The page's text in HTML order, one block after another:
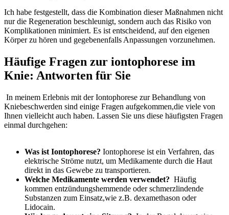
Ich⁢ habe festgestellt, dass die Kombination dieser‍ Maßnahmen‌ nicht
⁤nur die Regeneration beschleunigt, ‍sondern auch das Risiko von⁣
Komplikationen minimiert. Es ist entscheidend, ​auf den eigenen
Körper zu hören und gegebenenfalls Anpassungen vorzunehmen.
Häufige Fragen ⁤zur ‌iontophorese im‌
Knie: ⁢Antworten für Sie
⁢ In meinem Erlebnis mit der⁣ Iontophorese​ zur Behandlung⁢ von
Kniebeschwerden sind ⁢einige Fragen aufgekommen,die viele von
Ihnen‍ vielleicht auch haben. Lassen Sie uns ​diese häufigsten⁢ Fragen
einmal durchgehen:
Was ​ist Iontophorese? Iontophorese ist ein Verfahren, das
elektrische Ströme nutzt, um Medikamente‍ durch die‌ Haut
direkt ⁣in‍ das Gewebe ​zu transportieren.
Welche Medikamente werden verwendet? ‌ Häufig
kommen entzündungshemmende ⁢oder schmerzlindende‍
Substanzen zum⁢ Einsatz,wie z.B.‍ dexamethason ‍oder
⁢Lidocain.